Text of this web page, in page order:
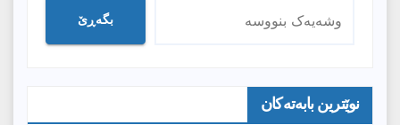
بگەڕێ
نوێترین بابەتەکان